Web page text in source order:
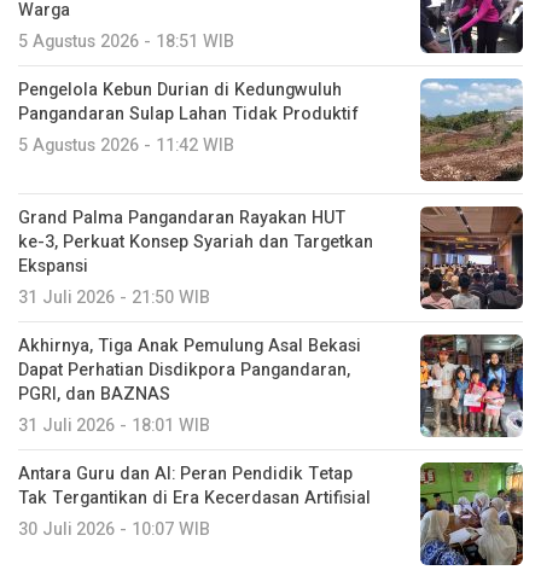
Warga
5 Agustus 2026 - 18:51 WIB
Pengelola Kebun Durian di Kedungwuluh
Pangandaran Sulap Lahan Tidak Produktif ‎
5 Agustus 2026 - 11:42 WIB
Grand Palma Pangandaran Rayakan HUT
ke-3, Perkuat Konsep Syariah dan Targetkan
Ekspansi
31 Juli 2026 - 21:50 WIB
Akhirnya, Tiga Anak Pemulung Asal Bekasi
Dapat Perhatian Disdikpora Pangandaran,
PGRI, dan BAZNAS
31 Juli 2026 - 18:01 WIB
Antara Guru dan AI: Peran Pendidik Tetap
Tak Tergantikan di Era Kecerdasan Artifisial
30 Juli 2026 - 10:07 WIB